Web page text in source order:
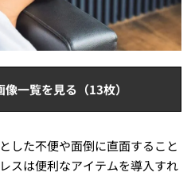
一覧を見る（13枚）
した不便や面倒に直面すること
スは便利なアイテムを導入すれ